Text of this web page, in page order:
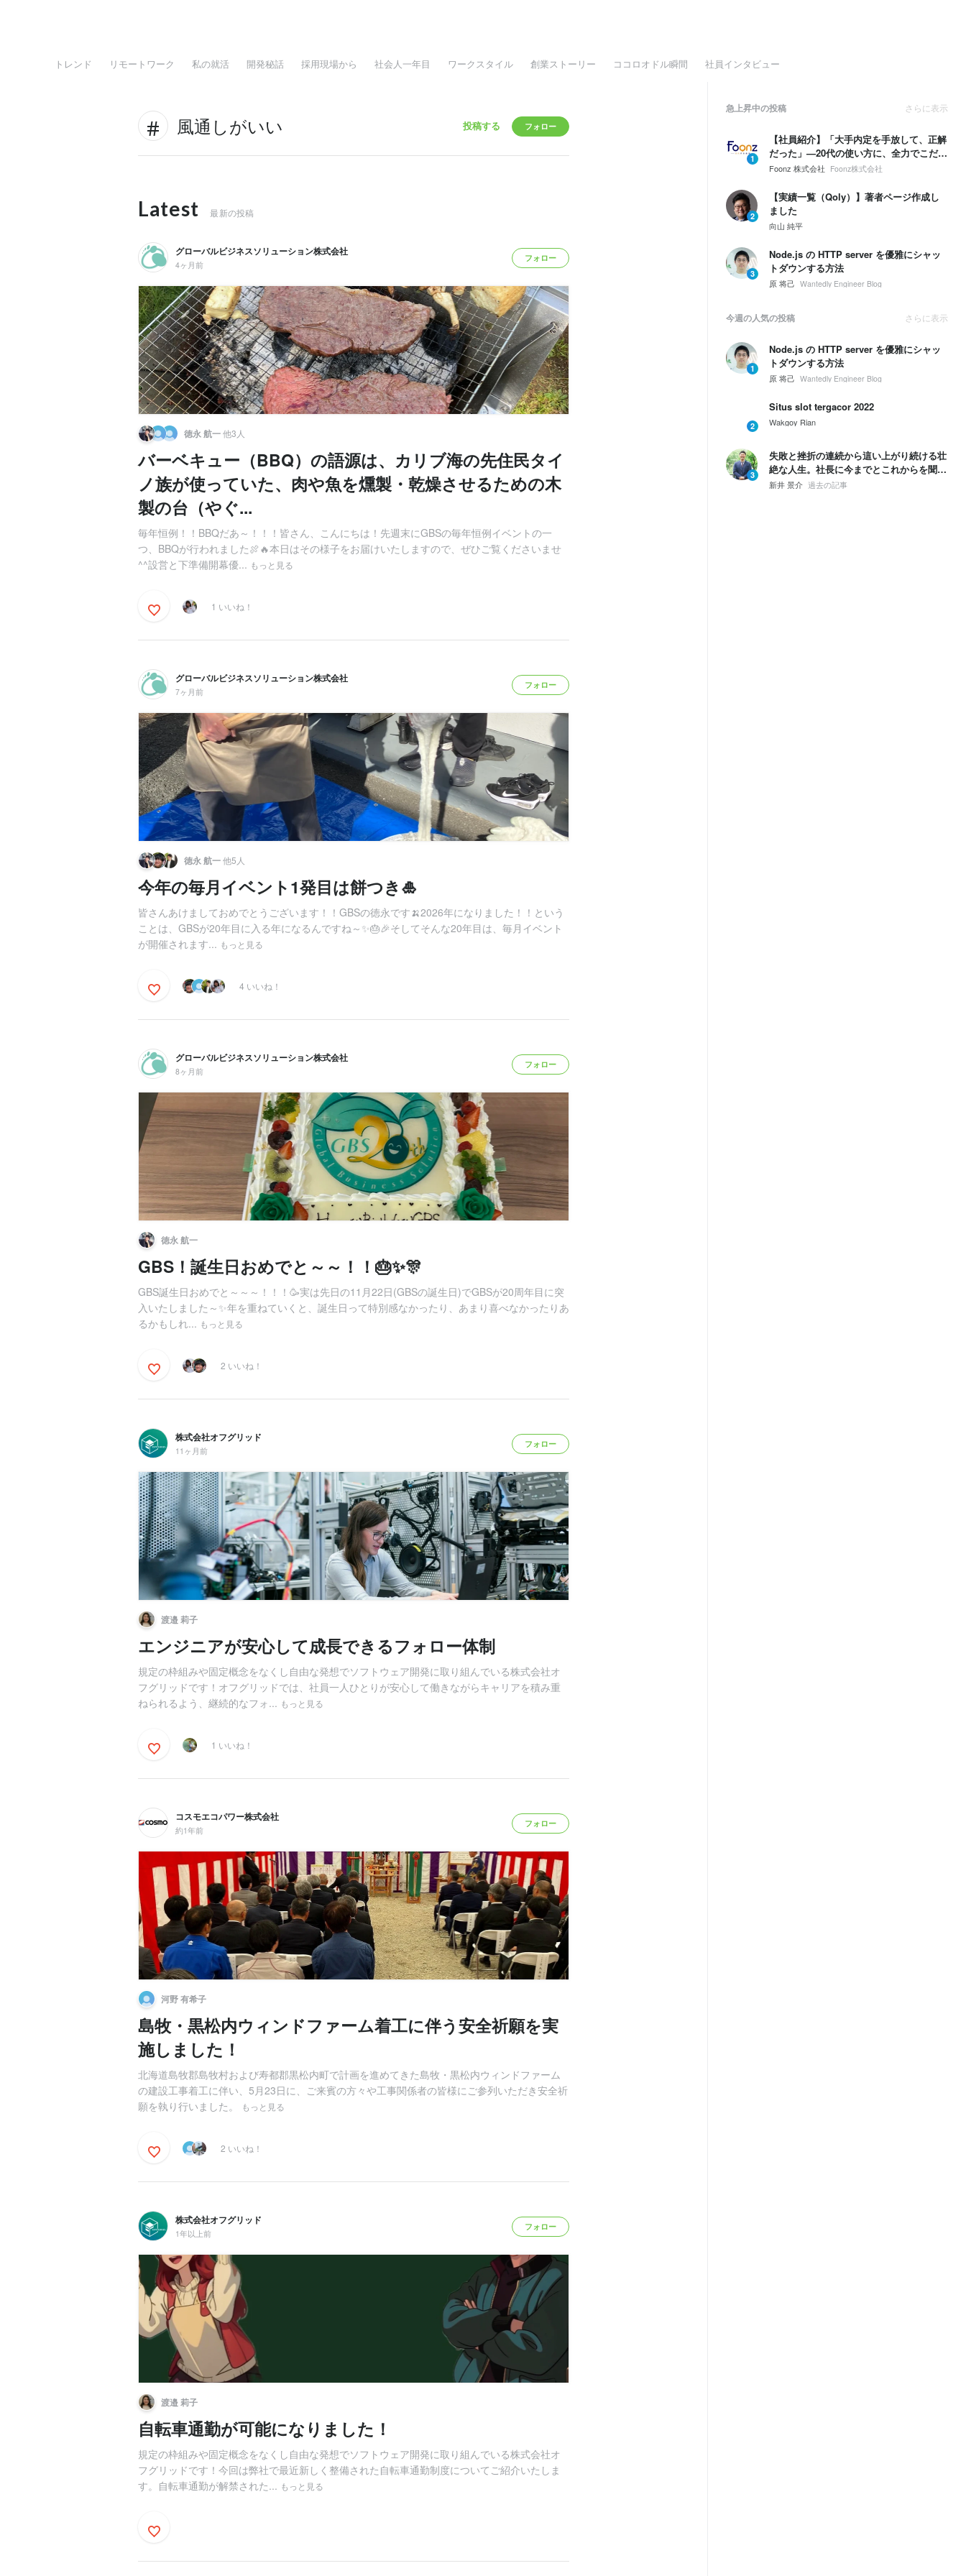
トレンド リモートワーク 私の就活 開発秘話 採用現場から 社会人一年目 ワークスタイル 創業ストーリー ココロオドル瞬間 社員インタビュー
風通しがいい 投稿する フォロー
Latest 最新の投稿
グローバルビジネスソリューション株式会社
4ヶ月前
フォロー
徳永 航一他3人
バーベキュー（BBQ）の語源は、カリブ海の先住民タイ
ノ族が使っていた、肉や魚を燻製・乾燥させるための木
製の台（やぐ...
毎年恒例！！BBQだあ～！！！皆さん、こんにちは！先週末にGBSの毎年恒例イベントの一
つ、BBQが行われました🍖🔥本日はその様子をお届けいたしますので、ぜひご覧くださいませ
^^設営と下準備開幕優... もっと見る
1 いいね！
グローバルビジネスソリューション株式会社
7ヶ月前
フォロー
徳永 航一他5人
今年の毎月イベント1発目は餅つき🎍
皆さんあけましておめでとうございます！！GBSの徳永です🍌2026年になりました！！という
ことは、GBSが20年目に入る年になるんですね～✨🎂🎉そしてそんな20年目は、毎月イベント
が開催されます... もっと見る
4 いいね！
グローバルビジネスソリューション株式会社
8ヶ月前
フォロー
徳永 航一
GBS！誕生日おめでと～～！！🎂✨🎊
GBS誕生日おめでと～～～！！！🥳実は先日の11月22日(GBSの誕生日)でGBSが20周年目に突
入いたしました～✨年を重ねていくと、誕生日って特別感なかったり、あまり喜べなかったりあ
るかもしれ... もっと見る
2 いいね！
株式会社オフグリッド
11ヶ月前
フォロー
渡邉 莉子
エンジニアが安心して成長できるフォロー体制
規定の枠組みや固定概念をなくし自由な発想でソフトウェア開発に取り組んでいる株式会社オ
フグリッドです！オフグリッドでは、社員一人ひとりが安心して働きながらキャリアを積み重
ねられるよう、継続的なフォ... もっと見る
1 いいね！
コスモエコパワー株式会社
約1年前
フォロー
河野 有希子
島牧・黒松内ウィンドファーム着工に伴う安全祈願を実
施しました！
北海道島牧郡島牧村および寿都郡黒松内町で計画を進めてきた島牧・黒松内ウィンドファーム
の建設工事着工に伴い、5月23日に、ご来賓の方々や工事関係者の皆様にご参列いただき安全祈
願を執り行いました。
もっと見る
2 いいね！
株式会社オフグリッド
1年以上前
フォロー
渡邉 莉子
自転車通勤が可能になりました！
規定の枠組みや固定概念をなくし自由な発想でソフトウェア開発に取り組んでいる株式会社オ
フグリッドです！今回は弊社で最近新しく整備された自転車通勤制度についてご紹介いたしま
す。自転車通勤が解禁された... もっと見る
急上昇中の投稿 さらに表示
1
【社員紹介】「大手内定を手放して、正解
だった」—20代の使い方に、全力でこだわ
った理由。
Foonz 株式会社 Foonz株式会社
2
【実績一覧（Qoly）】著者ページ作成し
ました
向山 純平
3
Node.js の HTTP server を優雅にシャッ
トダウンする方法
原 将己 Wantedly Engineer Blog
今週の人気の投稿 さらに表示
1
Node.js の HTTP server を優雅にシャッ
トダウンする方法
原 将己 Wantedly Engineer Blog
2
Situs slot tergacor 2022
Wakgoy Rian
3
失敗と挫折の連続から這い上がり続ける壮
絶な人生。社長に今までとこれからを聞い
てみた。
新井 景介 過去の記事